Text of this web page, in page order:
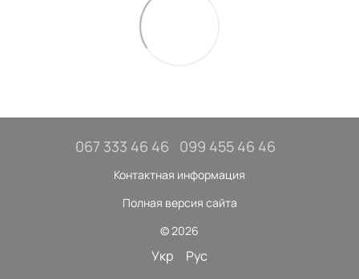
067 333 46 46 099 455 46 46
Контактная информация
Полная версия сайта
© 2026
Укр Рус